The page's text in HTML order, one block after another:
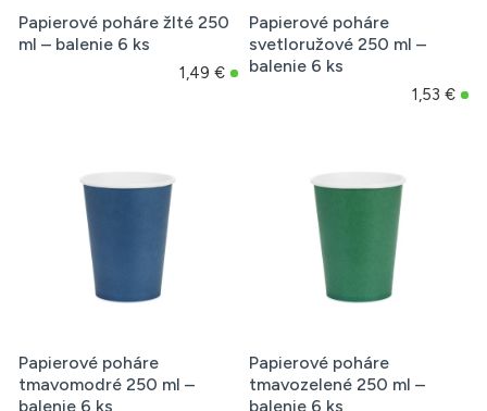
Papierové poháre žlté 250
ml – balenie 6 ks
1,49 €
Papierové poháre
svetloružové 250 ml –
balenie 6 ks
1,53 €
Papierové poháre
tmavomodré 250 ml –
balenie 6 ks
Papierové poháre
tmavozelené 250 ml –
balenie 6 ks